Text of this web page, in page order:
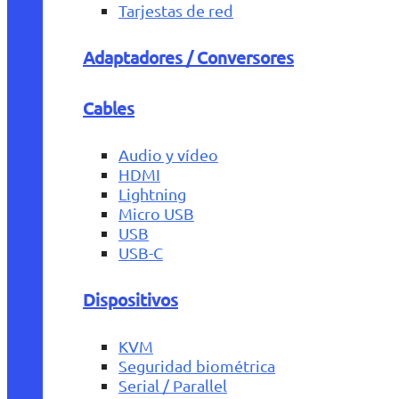
Tarjestas de red
Adaptadores / Conversores
Cables
Audio y vídeo
HDMI
Lightning
Micro USB
USB
USB-C
Dispositivos
KVM
Seguridad biométrica
Serial / Parallel